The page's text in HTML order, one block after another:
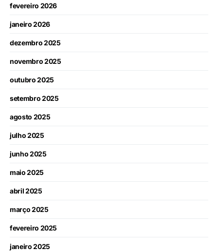
fevereiro 2026
janeiro 2026
dezembro 2025
novembro 2025
outubro 2025
setembro 2025
agosto 2025
julho 2025
junho 2025
maio 2025
abril 2025
março 2025
fevereiro 2025
janeiro 2025